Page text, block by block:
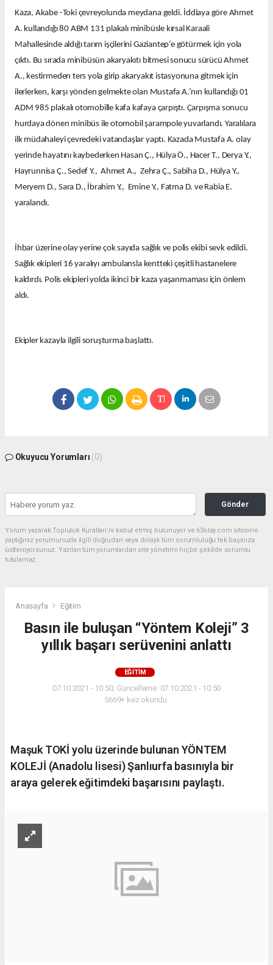
Kaza, Akabe -Toki çevreyolunda meydana geldi. İddiaya göre Ahmet
A. kullandığı 80 ABM 131 plakalı minibüsle kırsal Karaali
Mahallesinde aldığı tarım işçilerini Gaziantep’e götürmek için yola
çıktı. Bu sırada minibüsün akaryakıtı bitmesi sonucu sürücü Ahmet
A., kestirmeden ters yola girip akaryakıt istasyonuna gitmek için
ilerlerken, karşı yönden gelmekte olan Mustafa A.’nın kullandığı 01
ADM 985 plakalı otomobille kafa kafaya çarpıştı. Çarpışma sonucu
hurdaya dönen minibüs ile otomobil şarampole yuvarlandı. Yaralılara
ilk müdahaleyi çevredeki vatandaşlar yaptı. Kazada Mustafa A. olay
yerinde hayatını kaybederken Hasan Ç., Hülya Ö., Hacer T., Derya Y.,
Hayrunnisa Ç., Sedef Y., Ahmet A., Zehra Ç., Sabiha D., Hülya Y.,
Meryem D., Sara D., İbrahim Y., Emine Y., Fatma D. ve Rabia E.
yaralandı.
İhbar üzerine olay yerine çok sayıda sağlık ve polis ekibi sevk edildi.
Sağlık ekipleri 16 yaralıyı ambulansla kentteki çeşitli hastanelere
kaldırdı. Polis ekipleri yolda ikinci bir kaza yaşanmaması için önlem
aldı.
Ekipler kazayla ilgili soruşturma başlattı.
Okuyucu Yorumları (0)
Gönder
Yorum yazarak Topluluk Kuralları’nı kabul etmiş bulunuyor ve 63olay.com sitesine
yaptığınız yorumunuzla ilgili doğrudan veya dolaylı tüm sorumluluğu tek başınıza
üstleniyorsunuz. Yazılan tüm yorumlardan site yönetimi hiçbir şekilde sorumlu
tutulamaz.
Anasayfa Eğitim
Basın ile buluşan “Yöntem Koleji” 3
yıllık başarı serüvenini anlattı
EĞITIM
07.10.2021 - 10:50, Güncelleme: 07.10.2021 - 10:50
5669+ kez okundu.
Maşuk TOKİ yolu üzerinde bulunan YÖNTEM
KOLEJİ (Anadolu lisesi) Şanlıurfa basınıyla bir
araya gelerek eğitimdeki başarısını paylaştı.